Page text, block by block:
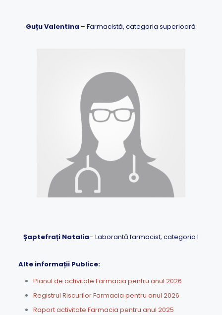
Guțu Valentina – Farmacistă, categoria superioară
Șaptefrați Natalia– Laborantă farmacist, categoria I
Alte informații Publice:
Planul de activitate Farmacia pentru anul 2026
Registrul Riscurilor Farmacia pentru anul 2026
Raport activitate Farmacia pentru anul 2025